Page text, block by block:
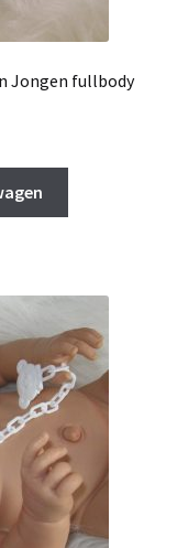
Jongen fullbody